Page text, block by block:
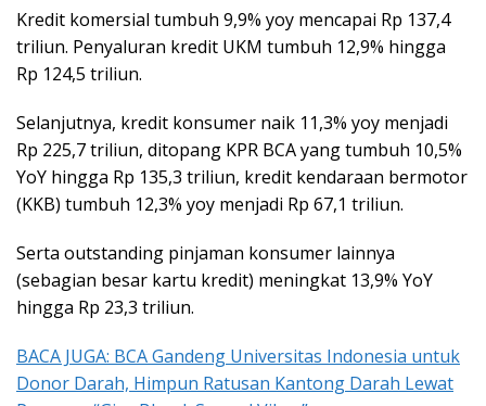
Kredit komersial tumbuh 9,9% yoy mencapai Rp 137,4
triliun. Penyaluran kredit UKM tumbuh 12,9% hingga
Rp 124,5 triliun.
Selanjutnya, kredit konsumer naik 11,3% yoy menjadi
Rp 225,7 triliun, ditopang KPR BCA yang tumbuh 10,5%
YoY hingga Rp 135,3 triliun, kredit kendaraan bermotor
(KKB) tumbuh 12,3% yoy menjadi Rp 67,1 triliun.
Serta outstanding pinjaman konsumer lainnya
(sebagian besar kartu kredit) meningkat 13,9% YoY
hingga Rp 23,3 triliun.
BACA JUGA: BCA Gandeng Universitas Indonesia untuk
Donor Darah, Himpun Ratusan Kantong Darah Lewat